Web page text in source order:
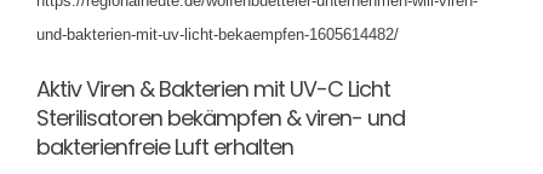
und-bakterien-mit-uv-licht-bekaempfen-1605614482/
Aktiv Viren & Bakterien mit UV-C Licht
Sterilisatoren bekämpfen & viren- und
bakterienfreie Luft erhalten